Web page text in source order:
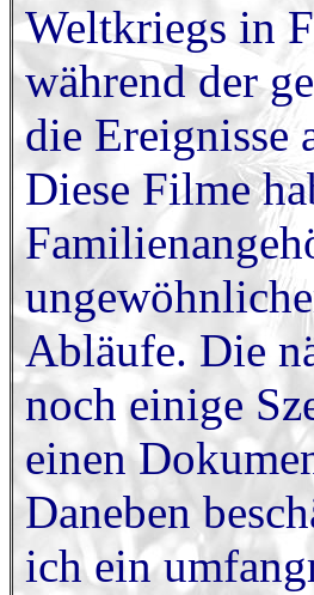
Weltkriegs in
während der
die Ereignisse
Diese Filme
Abläufe. Die
noch einige
einen
Daneben
ich ein